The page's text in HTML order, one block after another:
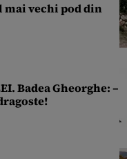
mai vechi pod din
Badea Gheorghe: –